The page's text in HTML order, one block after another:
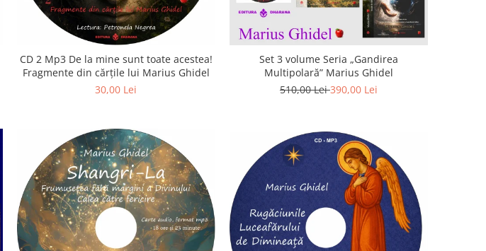
CD 2 Mp3 De la mine sunt toate acestea!
Fragmente din cărțile lui Marius Ghidel
30,00 Lei
Set 3 volume Seria „Gandirea
Multipolară” Marius Ghidel
510,00 Lei390,00 Lei